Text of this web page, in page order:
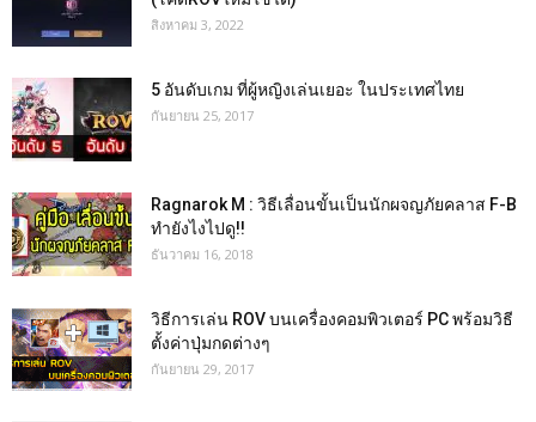
สิงหาคม 3, 2022
5 อันดับเกม ที่ผู้หญิงเล่นเยอะ ในประเทศไทย
กันยายน 25, 2017
Ragnarok M : วิธีเลื่อนขั้นเป็นนักผจญภัยคลาส F-B
ทำยังไงไปดู!!
ธันวาคม 16, 2018
วิธีการเล่น ROV บนเครื่องคอมพิวเตอร์ PC พร้อมวิธี
ตั้งค่าปุ่มกดต่างๆ
กันยายน 29, 2017